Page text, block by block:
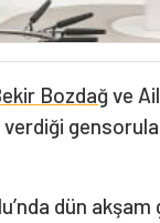
Bozdağ ve
verdiği
dün